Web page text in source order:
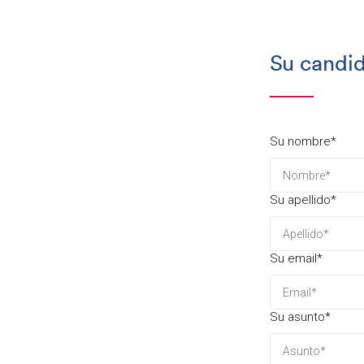
Su
Su nombre*
Su apellido*
Su email*
Su asunto*